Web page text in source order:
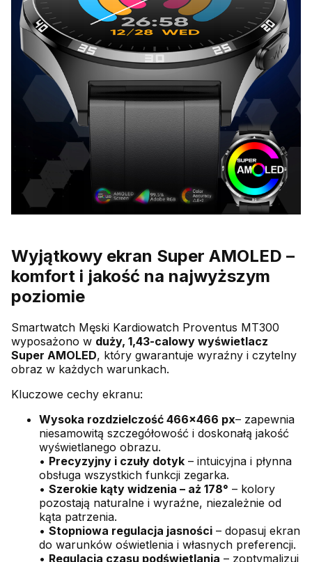
Wyjątkowy ekran Super AMOLED –
komfort i jakość na najwyższym
poziomie
Smartwatch Męski Kardiowatch Proventus MT300
wyposażono w duży, 1,43-calowy wyświetlacz
Super AMOLED, który gwarantuje wyraźny i czytelny
obraz w każdych warunkach.
Kluczowe cechy ekranu:
Wysoka rozdzielczość 466x466 px– zapewnia
niesamowitą szczegółowość i doskonałą jakość
wyświetlanego obrazu.
• Precyzyjny i czuły dotyk – intuicyjna i płynna
obsługa wszystkich funkcji zegarka.
• Szerokie kąty widzenia – aż 178° – kolory
pozostają naturalne i wyraźne, niezależnie od
kąta patrzenia.
• Stopniowa regulacja jasności – dopasuj ekran
do warunków oświetlenia i własnych preferencji.
• Regulacja czasu podświetlania – zoptymalizuj